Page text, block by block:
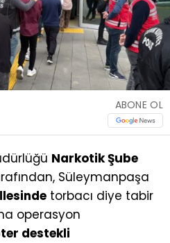
ABONE OL
Narkotik Şube
Süleymanpaşa
torbacı diye tabir
operasyon
destekli